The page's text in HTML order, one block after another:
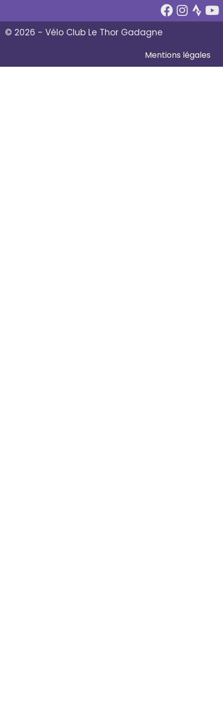
© 2026 - Vélo Club Le Thor Gadagne
Mentions légales